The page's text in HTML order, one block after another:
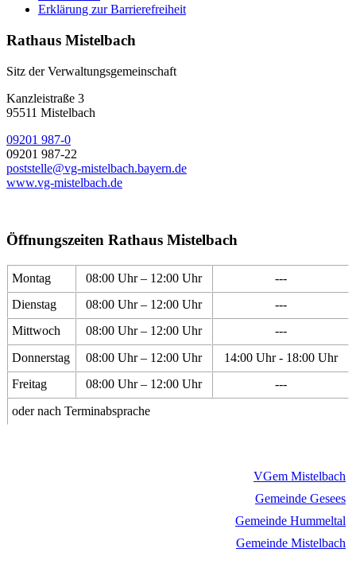
Erklärung zur Barrierefreiheit
Rathaus Mistelbach
Sitz der Verwaltungsgemeinschaft
Kanzleistraße 3
95511 Mistelbach
09201 987-0
09201 987-22
poststelle@vg-mistelbach.bayern.de
www.vg-mistelbach.de
Öffnungszeiten Rathaus Mistelbach
Montag 08:00 Uhr – 12:00 Uhr
---
Dienstag
08:00 Uhr – 12:00 Uhr
---
Mittwoch
08:00 Uhr – 12:00 Uhr
---
Donnerstag
08:00 Uhr – 12:00 Uhr
14:00 Uhr - 18:00 Uhr
Freitag
08:00 Uhr – 12:00 Uhr
---
oder nach Terminabsprache
VGem Mistelbach
Gemeinde Gesees
Gemeinde Hummeltal
Gemeinde Mistelbach